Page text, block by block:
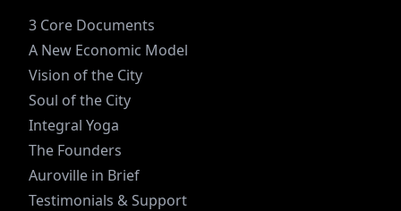
3 Core Documents
A New Economic Model
Vision of the City
Soul of the City
Integral Yoga
The Founders
Auroville in Brief
Testimonials & Support